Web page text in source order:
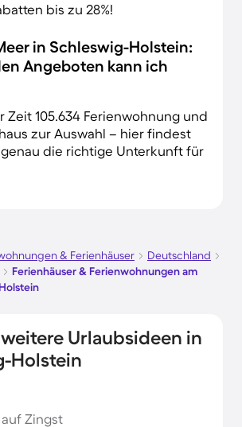
bis zu 28%!
in Schleswig-Holstein:
Angeboten kann ich
Zeit 105.634 Ferienwohnung und
zur Auswahl – hier findest
die richtige Unterkunft für
& Ferienhäuser
Deutschland
Ferienhäuser & Ferienwohnungen am
Urlaubsideen in
Holstein
Zingst